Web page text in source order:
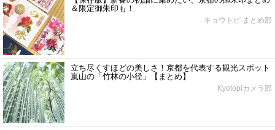
＆限定御朱印も！
キョウトピ まとめ部
立ち尽くすほどの美しさ！京都を代表する観光スポット
嵐山の「竹林の小径」【まとめ】
Kyotopiカメラ部